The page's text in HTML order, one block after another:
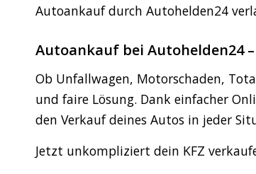
Autoankauf durch Autohelden24
Autoankauf bei Autohelden24
Ob Unfallwagen, Motorschaden,
und faire Lösung. Dank einfacher
den Verkauf deines Autos in jeder
Jetzt unkompliziert dein KFZ